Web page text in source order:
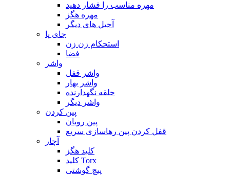
مهره مناسب را فشار دهید
مهره هگز
آجیل های دیگر
جای پا
استحکام زن زن
فضا
واشر
واشر قفل
واشر بهار
حلقه نگهدارنده
واشر دیگر
پین کردن
پین روبان
قفل کردن پین رهاسازی سریع
آچار
کلید هگز
کلید Torx
پیچ گوشتی